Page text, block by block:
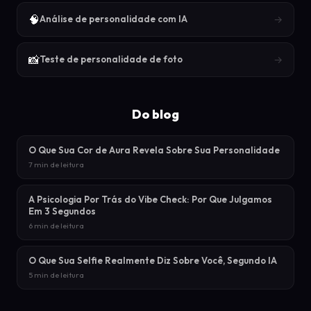
🧠Análise de personalidade com IA →
📸Teste de personalidade de foto →
Do blog
O Que Sua Cor de Aura Revela Sobre Sua Personalidade
7 min de leitura
A Psicologia Por Trás do Vibe Check: Por Que Julgamos
Em 3 Segundos
6 min de leitura
O Que Sua Selfie Realmente Diz Sobre Você, Segundo IA
5 min de leitura